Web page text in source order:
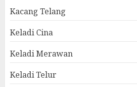
Kacang Telang
Keladi Cina
Keladi Merawan
Keladi Telur